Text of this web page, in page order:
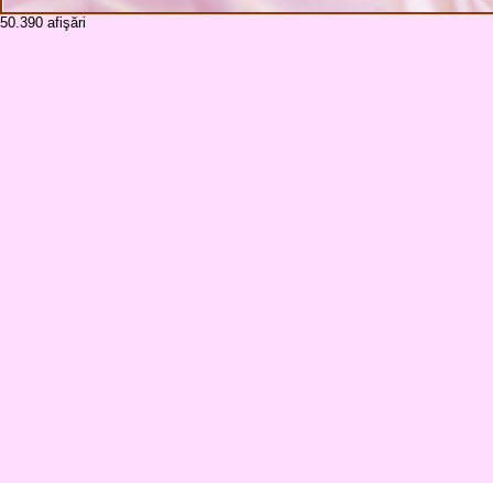
50.390 afişări